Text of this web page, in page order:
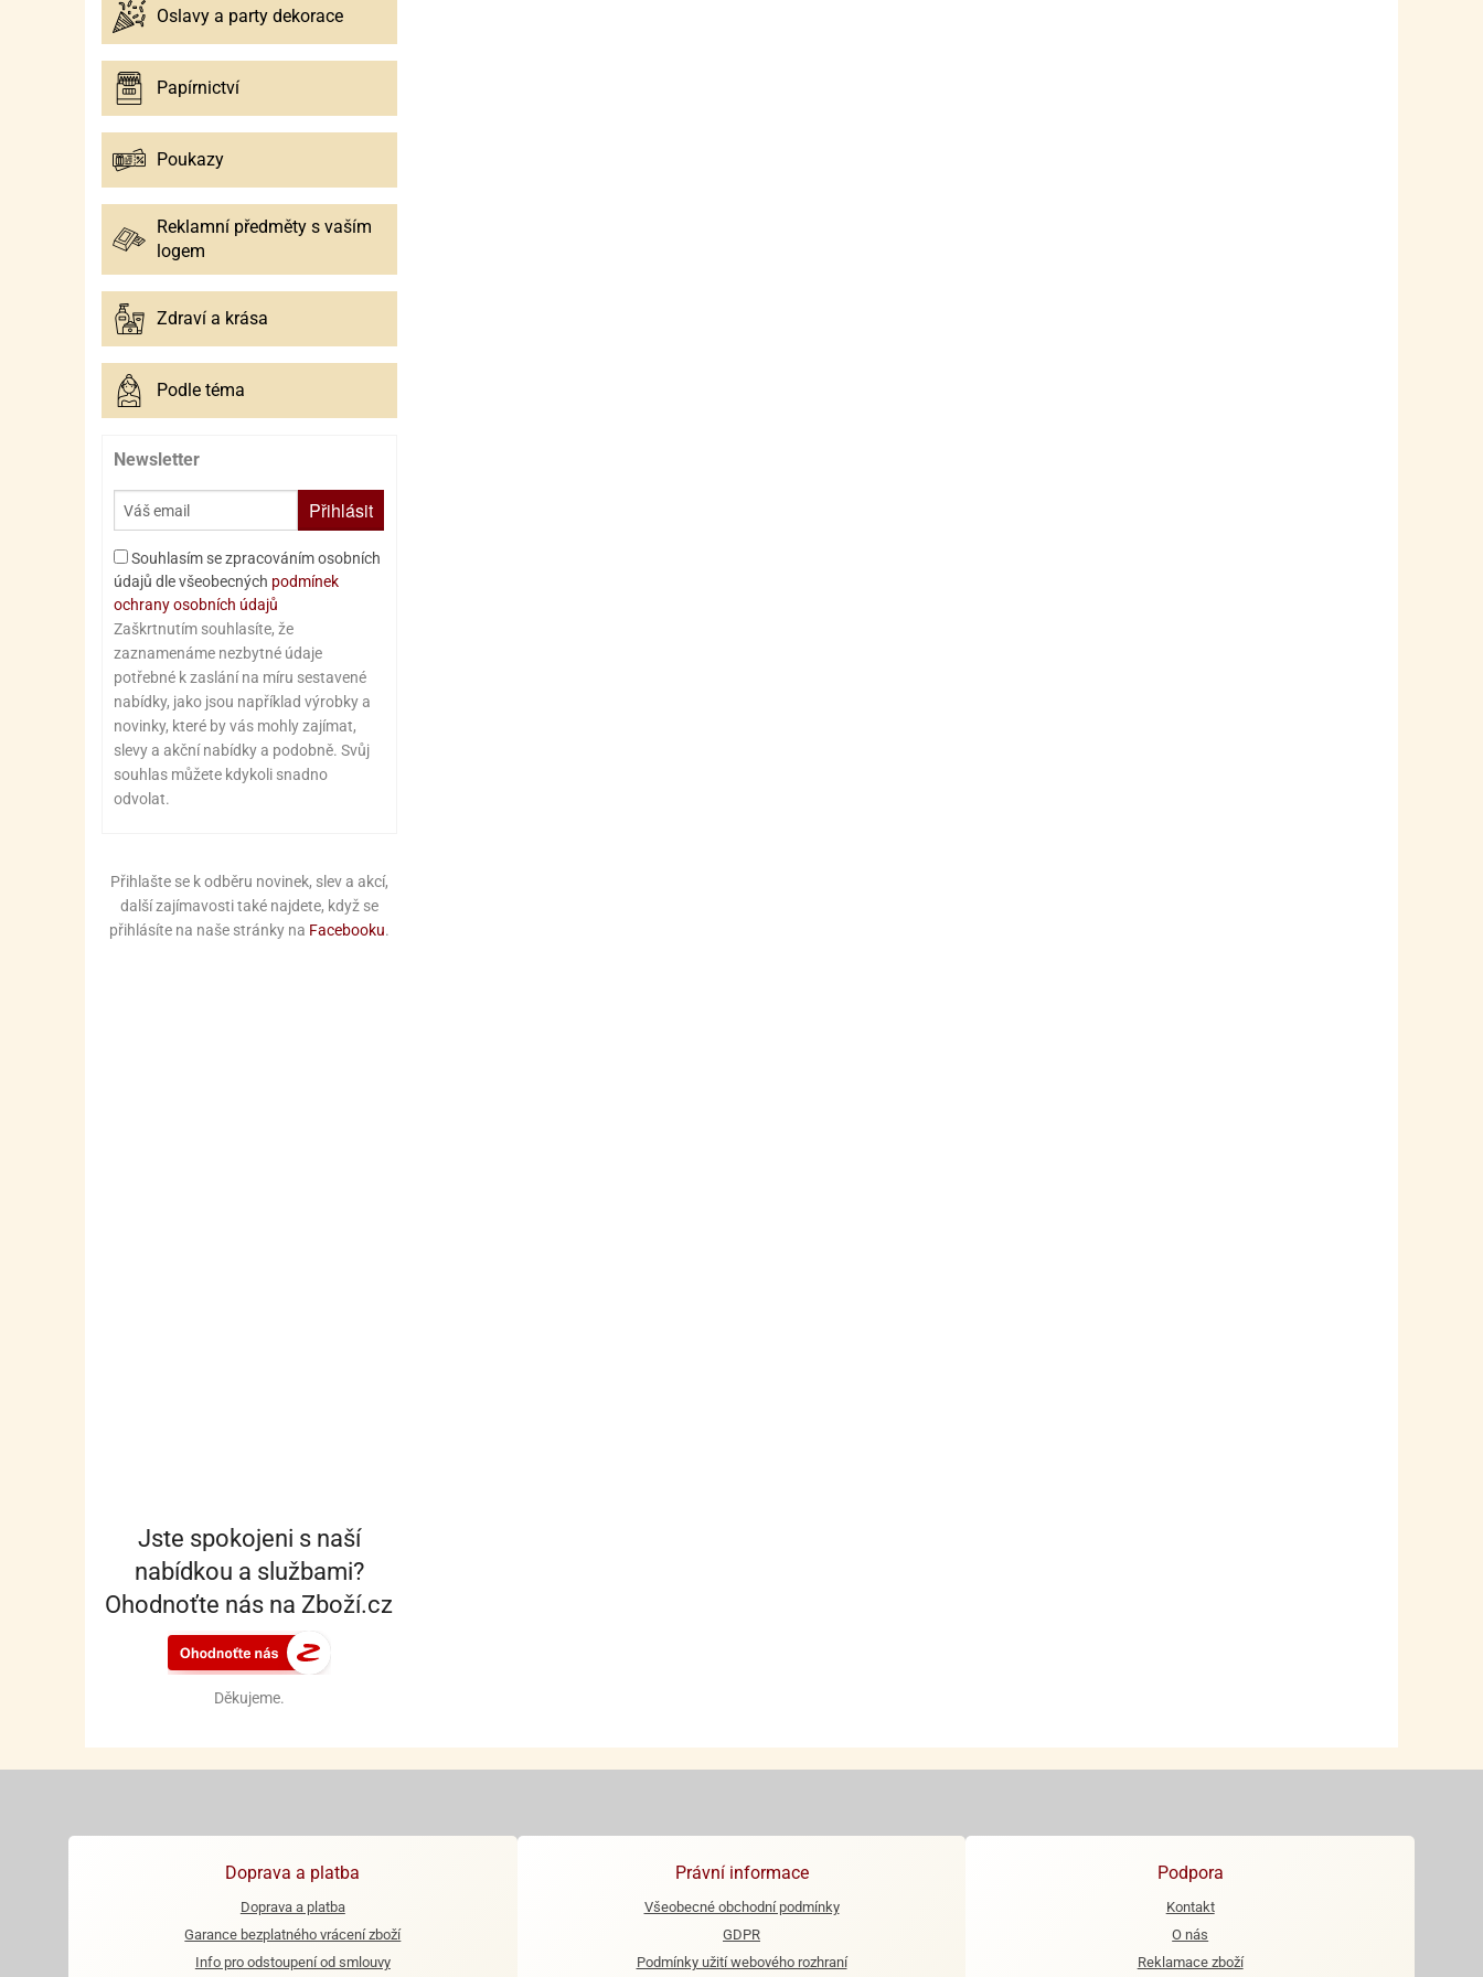
Oslavy a party dekorace
Papírnictví
Poukazy
Reklamní předměty s vaším
logem
Zdraví a krása
Podle téma
Newsletter
Přihlásit
Souhlasím se zpracováním osobních
údajů dle všeobecných podmínek
ochrany osobních údajů
Zaškrtnutím souhlasíte, že
zaznamenáme nezbytné údaje
potřebné k zaslání na míru sestavené
nabídky, jako jsou například výrobky a
novinky, které by vás mohly zajímat,
slevy a akční nabídky a podobně. Svůj
souhlas můžete kdykoli snadno
odvolat.
Přihlašte se k odběru novinek, slev a akcí,
další zajímavosti také najdete, když se
přihlásíte na naše stránky na Facebooku.
Jste spokojeni s naší
nabídkou a službami?
Ohodnoťte nás na Zboží.cz
Děkujeme.
Doprava a platba
Doprava a platba
Garance bezplatného vrácení zboží
Info pro odstoupení od smlouvy
Právní informace
Všeobecné obchodní podmínky
GDPR
Podmínky užití webového rozhraní
Podpora
Kontakt
O nás
Reklamace zboží